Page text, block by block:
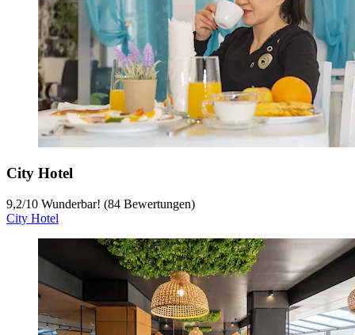
City Hotel
9,2/10 Wunderbar! (84 Bewertungen)
City Hotel